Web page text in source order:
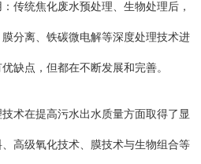
传统焦化废水预处理、生物处理后，
膜分离、铁碳微电解等深度处理技术进
缺点，但都在不断发展和完善。
术在提高污水出水质量方面取得了显
高级氧化技术、膜技术与生物组合等